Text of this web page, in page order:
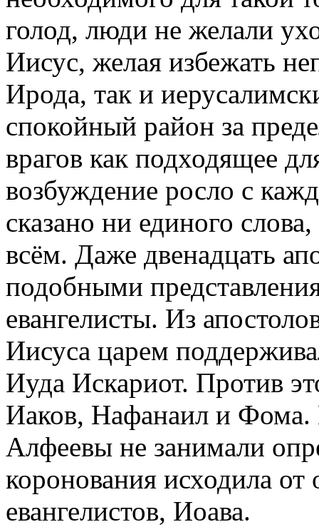
голод, люди не желали
Иисус, желая избежать
Ирода, так и
спокойный район за
врагов как подходящее
возбуждение росло с
сказано ни единого
всём. Даже двенадцать
подобными
евангелисты. Из
Иисуса царем
Иуда Искариот. Против
Иаков, Нафанаил и
Алфеевы не занимали
коронования исходила
евангелистов, Иоава.